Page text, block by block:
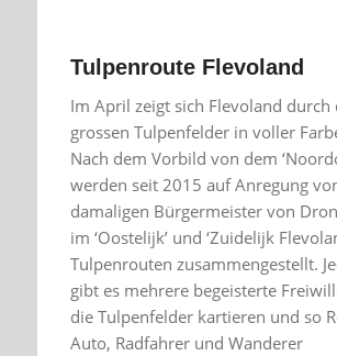
Tulpenroute Flevoland
Im April zeigt sich Flevoland durch
grossen Tulpenfelder in voller
Nach dem Vorbild von dem
werden seit 2015 auf Anregung
damaligen Bürgermeister von
im ‘Oostelijk’ und ‘Zuidelijk
Tulpenrouten zusammengestellt.
gibt es mehrere begeisterte
die Tulpenfelder kartieren und so
Auto, Radfahrer und Wanderer